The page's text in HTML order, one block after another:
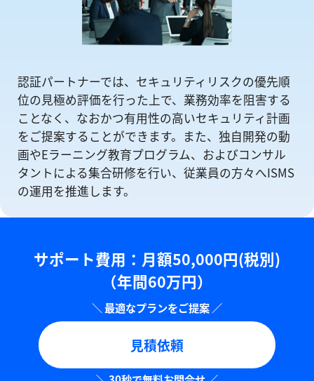
認証パートナーでは、セキュリティリスクの優先順
位の⾒極め評価を⾏った上で、業務効率を阻害する
ことなく、なおかつ有⽤性の⾼いセキュリティ計画
をご提案することができます。また、独自開発の動
画やEラーニング教育プログラム、およびコンサル
タントによる集合研修を⾏い、従業員の方々へISMS
の運⽤を推進します。
サポート費用：⽉額50,000円(税別)
（年間60万円）
見積依頼